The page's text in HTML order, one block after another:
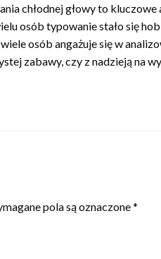
chłodnej głowy to
osób typowanie stało się
osób angażuje się w
zabawy, czy z nadzieją na
pola są oznaczone*